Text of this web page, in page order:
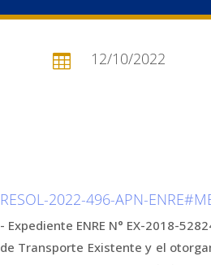
 12/10/2022
RESOL-2022-496-APN-
- Expediente ENRE N° EX-2018-
de Transporte Existente y el